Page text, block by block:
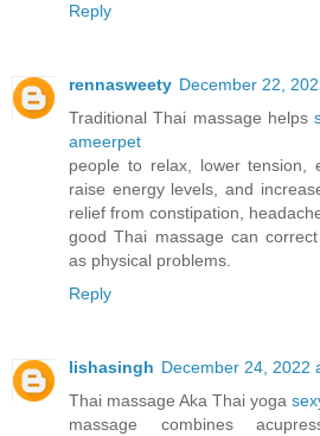
Reply
rennasweety December 22,
Traditional Thai massage helps
ameerpet
people to relax, lower tension,
raise energy levels, and
relief from constipation,
good Thai massage can
as physical problems.
Reply
lishasingh December 24, 2022
Thai massage Aka Thai yoga
massage combines